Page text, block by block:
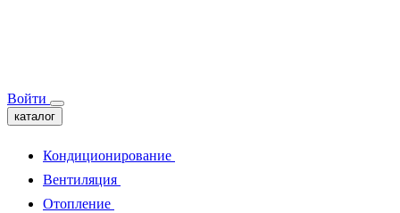
Войти
каталог
Кондиционирование
Вентиляция
Отопление